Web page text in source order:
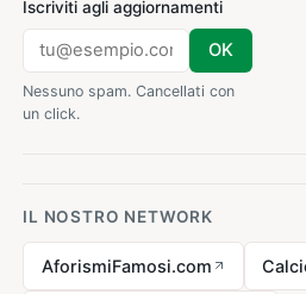
Iscriviti agli aggiornamenti
OK
Nessuno spam. Cancellati con
un click.
IL NOSTRO NETWORK
AforismiFamosi.com